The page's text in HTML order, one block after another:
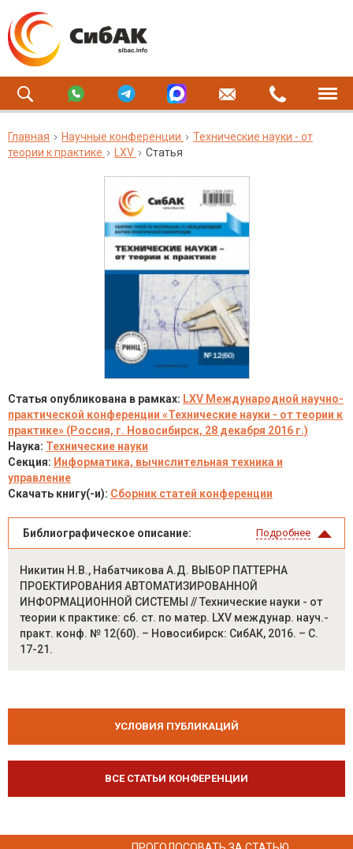
Главная Научные конференции
Технические науки - от
теории к практике
LXV Статья
Статья опубликована в рамках: LXV Международной научно-
практической конференции «Технические науки - от теории к
практике» (Россия, г. Новосибирск, 28 декабря 2016 г.)
Наука: Технические науки
Секция: Информатика, вычислительная техника и
управление
Скачать книгу(-и): Сборник статей конференции
Библиографическое описание: Подробнее
Никитин Н.В., Набатчикова А.Д. ВЫБОР ПАТТЕРНА
ПРОЕКТИРОВАНИЯ АВТОМАТИЗИРОВАННОЙ
ИНФОРМАЦИОННОЙ СИСТЕМЫ // Технические науки - от
теории к практике: сб. ст. по матер. LXV междунар. науч.-
практ. конф. № 12(60). – Новосибирск: СибАК, 2016. – С.
17-21.
УСЛОВИЯ ПУБЛИКАЦИЙ
ВСЕ СТАТЬИ КОНФЕРЕНЦИИ